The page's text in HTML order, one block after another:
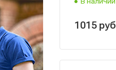
1015